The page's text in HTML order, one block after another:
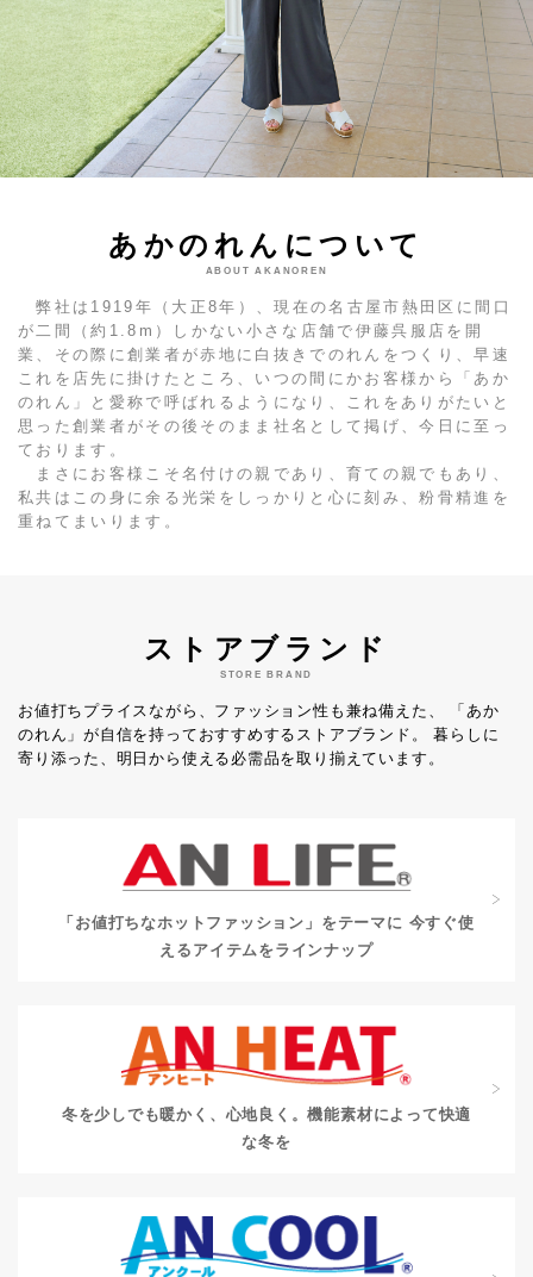
あかのれんについて
ABOUT AKANOREN
弊社は1919年（大正8年）、現在の名古屋市熱田区に間口
が二間（約1.8m）しかない小さな店舗で伊藤呉服店を開
業、その際に創業者が赤地に白抜きでのれんをつくり、早速
これを店先に掛けたところ、いつの間にかお客様から「あか
のれん」と愛称で呼ばれるようになり、これをありがたいと
思った創業者がその後そのまま社名として掲げ、今日に至っ
ております。
まさにお客様こそ名付けの親であり、育ての親でもあり、
私共はこの身に余る光栄をしっかりと心に刻み、粉骨精進を
重ねてまいります。
ストアブランド
STORE BRAND
お値打ちプライスながら、ファッション性も兼ね備えた、
「あか
のれん」が自信を持っておすすめするストアブランド。
暮らしに
寄り添った、明日から使える必需品を取り揃えています。
「お値打ちなホットファッション」をテーマに 今すぐ使
えるアイテムをラインナップ
冬を少しでも暖かく、心地良く。機能素材によって快適
な冬を